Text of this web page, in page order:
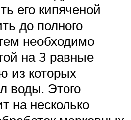
его кипяченой
до полного
необходимо
на 3 равные
из которых
воды. Этого
на несколько